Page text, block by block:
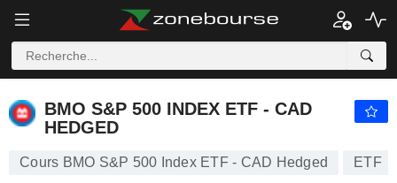
BMO S&P 500 INDEX ETF - CAD
HEDGED
Cours BMO S&P 500 Index ETF - CAD Hedged ETF